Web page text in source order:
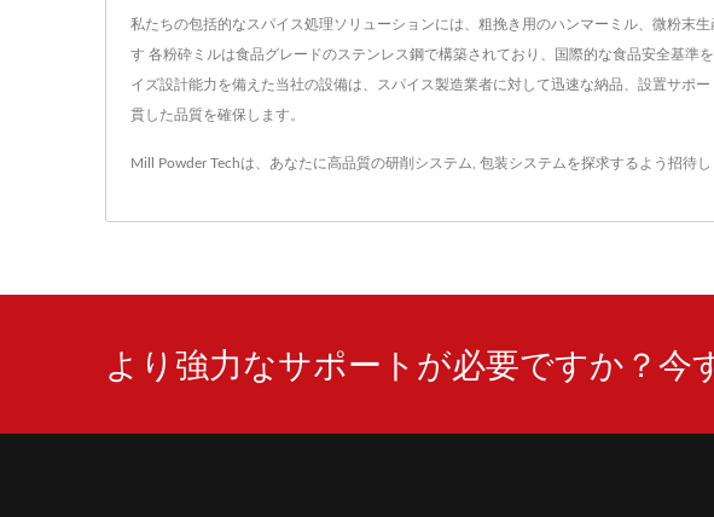
私たちの包括的なスパイス処理ソリューションには、粗挽き用のハンマーミル、微粉末
す 各粉砕ミルは食品グレードのステンレス鋼で構築されており、国際的な食品安全基
イズ設計能力を備えた当社の設備は、スパイス製造業者に対して迅速な納品、設置サポ
貫した品質を確保します。
Mill Powder Techは、あなたに高品質の研削システム 包装システムを探求するよう招待し
より強力なサポートが必要ですか？今